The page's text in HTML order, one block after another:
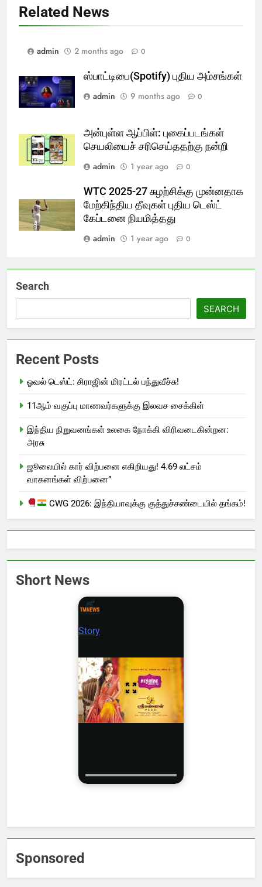
Related News
admin 2 months ago 0
ஸ்பாட்டிபை(Spotify) புதிய அம்சங்கள்
admin
9 months ago 0
அன்புள்ள ஆப்பிள்: புகைப்படங்கள்
செயலியைச் சரிசெய்ததற்கு நன்றி
admin
1 year ago 0
WTC 2025-27 சுழற்சிக்கு முன்னதாக
மேற்கிந்திய தீவுகள் புதிய டெஸ்ட்
கேப்டனை நியமித்தது
admin
1 year ago 0
Search
SEARCH
Recent Posts
ஓவல் டெஸ்ட்: சிராஜின் மிரட்டல் பந்துவீச்சு!
11ஆம் வகுப்பு மாணவர்களுக்கு இலவச சைக்கிள்
இந்திய நிறுவனங்கள் உலகை நோக்கி விரிவடைகின்றன:
அரசு
ஜூலையில் கார் விற்பனை எகிறியது! 4.69 லட்சம்
வாகனங்கள் விற்பனை”
CWG 2026: இந்தியாவுக்கு குத்துச்சண்டையில் தங்கம்!
Short News
Story
Sponsored